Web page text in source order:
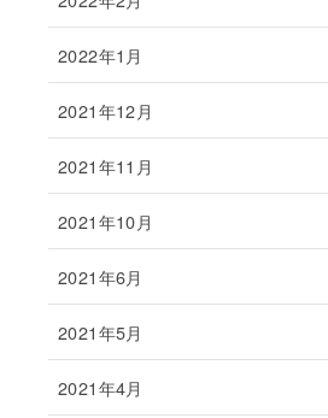
2022年1月
2021年12月
2021年11月
2021年10月
2021年6月
2021年5月
2021年4月